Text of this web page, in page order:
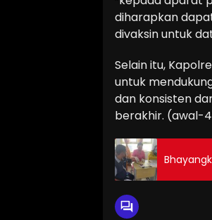
diharapkan
divaksin untuk
Selain itu,
untuk
dan konsisten
berakhir. (awal-